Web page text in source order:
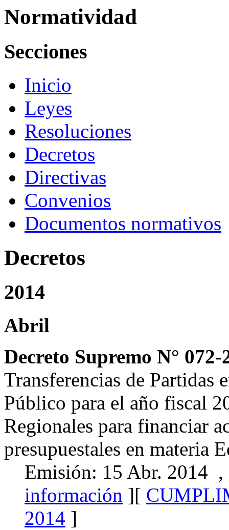
Normatividad
Secciones
Inicio
Leyes
Resoluciones
Decretos
Directivas
Convenios
Documentos normativos
Decretos
2014
Abril
Decreto Supremo N° 072-
Transferencias de Partidas
Público para el año fiscal
Regionales para financiar
presupuestales en materia
Emisión: 15 Abr. 2014
información ][
2014 ]